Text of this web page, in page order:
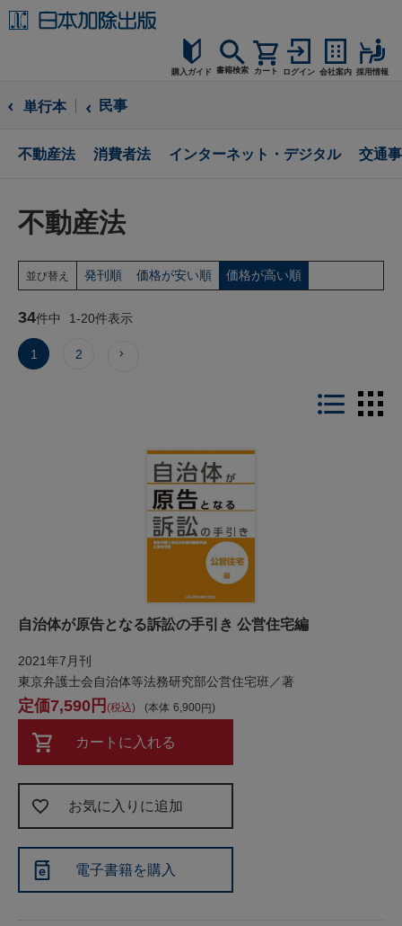
購入ガイド
購入ガイド
読者サポート
書籍検索 カート ログイン 会社案内 採用情報
単行本 民事
不動産法 消費者法 インターネット・デジタル 交通
不動産法
並び替え 発刊順 価格が安い順 価格が高い順
34件中 1-20件表示
1 2
LIST
自治体が原告となる訴訟の手引き 公営住宅編
2021年7月刊
東京弁護士会自治体等法務研究部公営住宅班／著
本体 6,900
7,590 税込
カートに入れる
お気に入りに追加
電子書籍を購入